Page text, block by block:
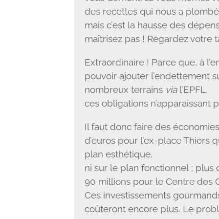
des recettes qui nous a
mais c’est la hausse des
maîtrisez pas ! Regardez votre
Extraordinaire ! Parce que, à
pouvoir ajouter l’endettement
nombreux terrains vial’EPFL,
ces obligations
Il faut donc faire des
d’euros pour l’ex-place Thiers
plan esthétique,
ni sur le plan fonctionnel ;
90 millions pour le Centre des
Ces investissements
coûteront encore plus. Le